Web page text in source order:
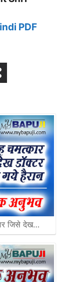
PDF
जिसे देख…